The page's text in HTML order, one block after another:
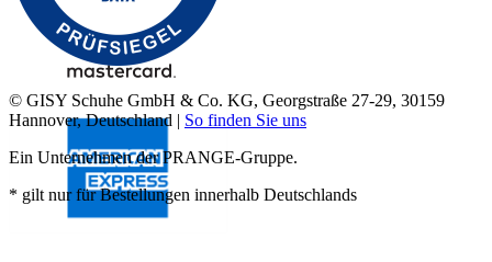
© GISY Schuhe GmbH & Co. KG, Georgstraße 27-29, 30159
Hannover, Deutschland | So finden Sie uns
Ein Unternehmen der PRANGE-Gruppe.
* gilt nur für Bestellungen innerhalb Deutschlands